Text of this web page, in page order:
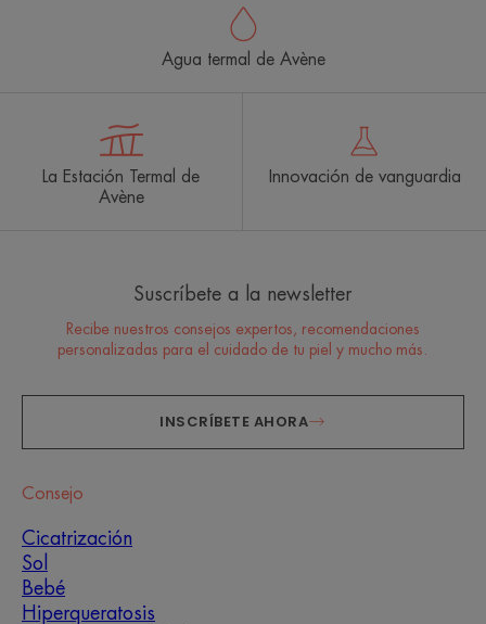
Agua termal de Avène
La Estación Termal de
Avène
Innovación de vanguardia
Suscríbete a la newsletter
Recibe nuestros consejos expertos, recomendaciones
personalizadas para el cuidado de tu piel y mucho más.
INSCRÍBETE AHORA
Consejo
Cicatrización
Sol
Bebé
Hiperqueratosis